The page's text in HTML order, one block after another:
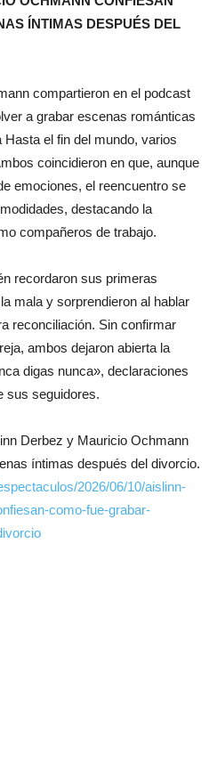
ÍNTIMAS DESPUÉS DEL
compartieron en el podcast
a grabar escenas románticas
el fin del mundo, varios
coincidieron en que, aunque
emociones, el reencuentro se
destacando la
compañeros de trabajo.
recordaron sus primeras
mala y sorprendieron al hablar
reconciliación. Sin confirmar
ambos dejaron abierta la
digas nunca», declaraciones
sus seguidores.
Derbez y Mauricio Ochmann
íntimas después del divorcio.
2026/06/10/aislinn-
como-fue-grabar-